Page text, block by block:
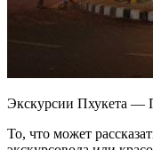
Экскурсии Пхукета —
То, что может